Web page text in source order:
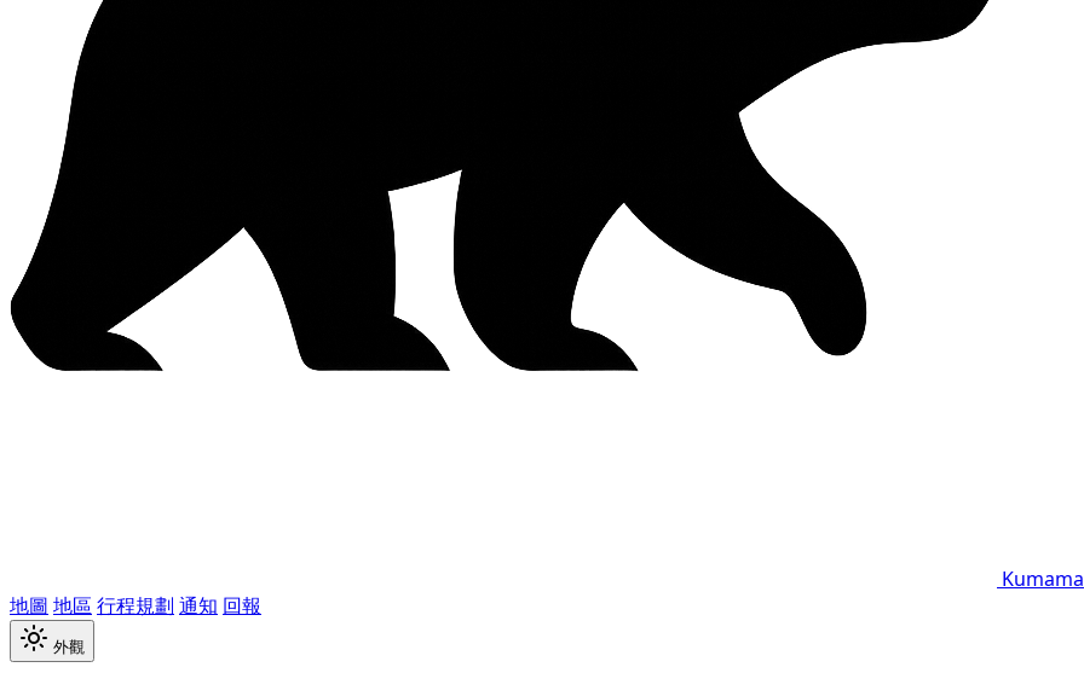
地圖 地區 行程規劃 通知 回報
外觀